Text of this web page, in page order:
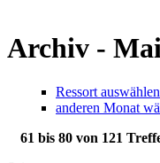
Archiv -
Ressort auswählen
anderen Monat
61 bis 80 von 121